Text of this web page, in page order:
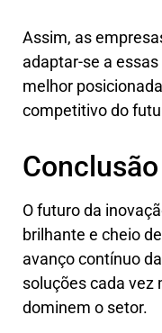
Assim, as
adaptar-se a
melhor
competitivo do
Conclusão
O futuro da
brilhante e cheio
avanço contínuo
soluções cada vez
dominem o setor.